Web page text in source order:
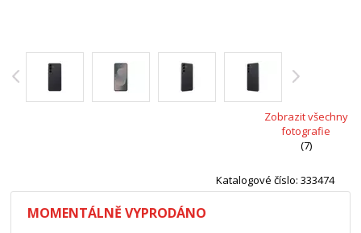
Zobrazit všechny
fotografie
(7)
Katalogové číslo: 333474
MOMENTÁLNĚ VYPRODÁNO